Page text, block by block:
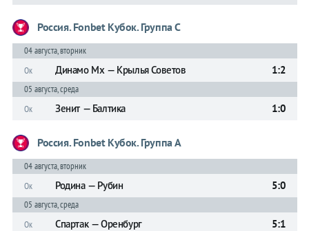
Россия. Fonbet Кубок. Группа C
04 августа, вторник
Ок
Динамо Мх — Крылья Советов 1:2
05 августа, среда
Ок
Зенит — Балтика 1:0
Россия. Fonbet Кубок. Группа A
04 августа, вторник
Ок
Родина — Рубин 5:0
05 августа, среда
Ок
Спартак — Оренбург 5:1